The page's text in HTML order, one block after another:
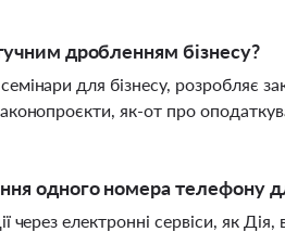
дробленням бізнесу?
для бізнесу, розробляє
як-от про
одного номера телефону
через електронні сервіси, як